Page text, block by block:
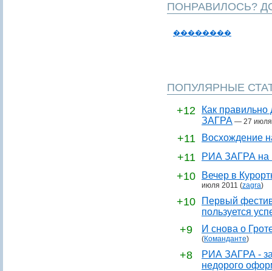
ПОНРАВИЛОСЬ?
��������
ПОПУЛЯРНЫЕ
+12
Как
ЗАГРА — 27
+11 Восхождение
+11 РИА ЗАГРА на
+10 Вечер в
июля 2011 (zagra)
+10
Первый
пользуется
+9 И снова о
(Команданте)
+8
РИА ЗАГРА -
недорого